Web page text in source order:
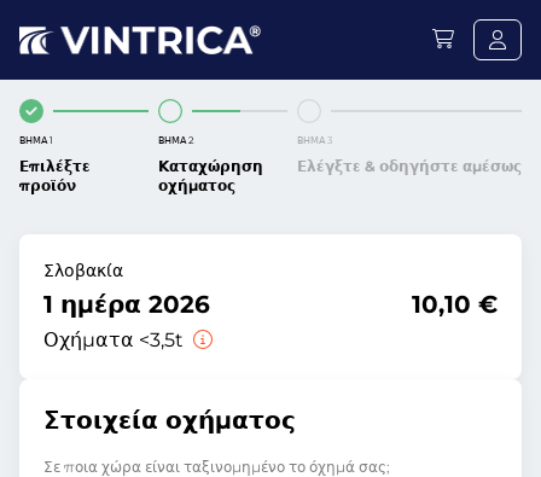
ΒΉΜΑ 1
Επιλέξτε
προϊόν
ΒΉΜΑ 2
Καταχώρηση
οχήματος
ΒΉΜΑ 3
Ελέγξτε & οδηγήστε αμέσως
Σλοβακία
1 ημέρα 2026
Οχήματα <3,5t
10,10 €
Στοιχεία οχήματος
Σε ποια χώρα είναι ταξινομημένο το όχημά σας;